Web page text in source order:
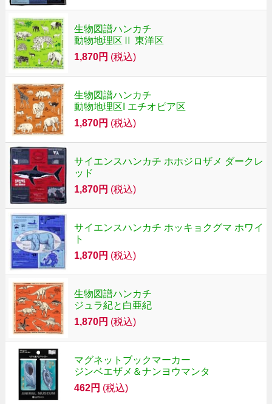
生物図譜ハンカチ
動物地理区Ⅱ 東洋区
1,870円 (税込)
生物図譜ハンカチ
動物地理区I エチオピア区
1,870円 (税込)
サイエンスハンカチ ホホジロザメ ダークレ
ッド
1,870円 (税込)
サイエンスハンカチ ホッキョクグマ ホワイ
ト
1,870円 (税込)
生物図譜ハンカチ
ジュラ紀と白亜紀
1,870円 (税込)
マグネットブックマーカー
ジンベエザメ＆ナンヨウマンタ
462円 (税込)